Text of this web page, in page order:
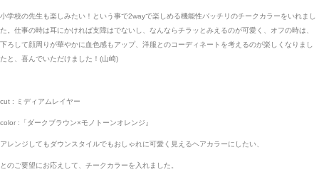
小学校の先生も楽しみたい！という事で2wayで楽しめる機能性バッチリのチークカラーをいれまし
た。仕事の時は耳にかければ支障はでないし、なんならチラッとみえるのが可愛く、オフの時は、
下ろして顔周りが華やかに血色感もアップ、洋服とのコーディネートを考えるのが楽しくなりまし
たと、喜んでいただけました！(山崎)
cut : ミディアムレイヤー
color :「ダークブラウン×モノトーンオレンジ』
アレンジしてもダウンスタイルでもおしゃれに可愛く見えるヘアカラーにしたい、
とのご要望にお応えして、チークカラーを入れました。